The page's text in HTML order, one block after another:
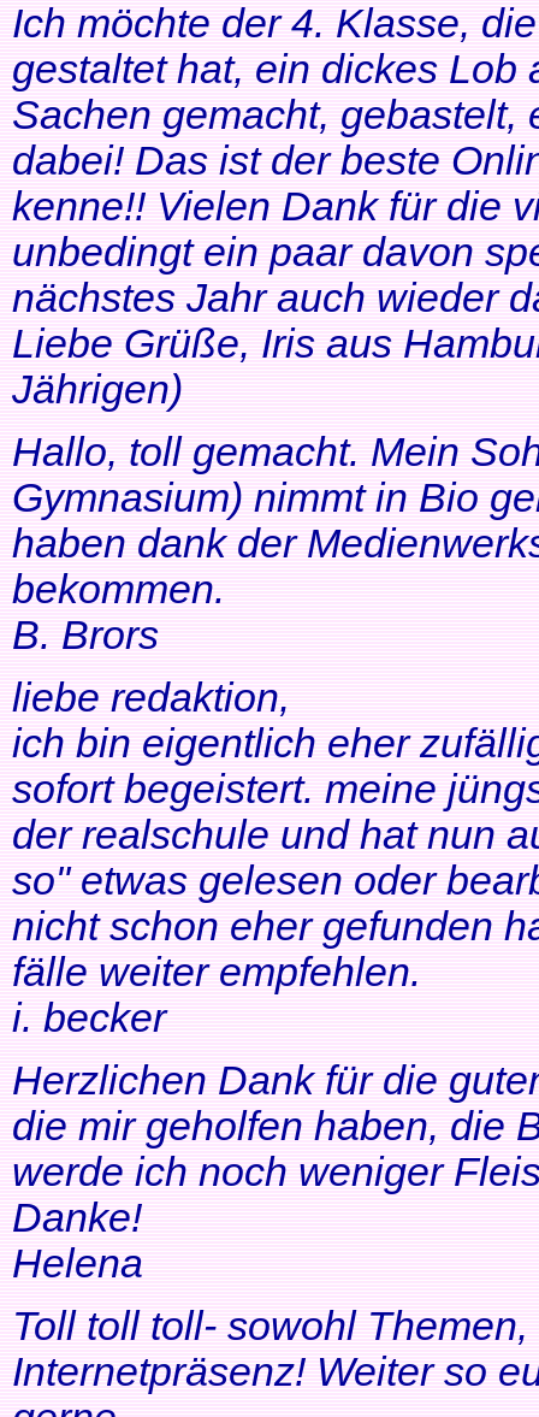
Ich möchte der 4. Klasse,
gestaltet hat, ein dickes Lob
Sachen gemacht, gebastelt,
dabei! Das ist der beste
kenne!! Vielen Dank für die
unbedingt ein paar davon
nächstes Jahr auch wieder
Liebe Grüße, Iris aus
Jährigen)
Hallo, toll gemacht. Mein
Gymnasium) nimmt in Bio
haben dank der
bekommen.
B. Brors
liebe redaktion,
ich bin eigentlich eher
sofort begeistert. meine
der realschule und hat nun
so" etwas gelesen oder
nicht schon eher gefunden
fälle weiter empfehlen.
i. becker
Herzlichen Dank für die
die mir geholfen haben, die
werde ich noch weniger
Danke!
Helena
Toll toll toll- sowohl
Internetpräsenz! Weiter so